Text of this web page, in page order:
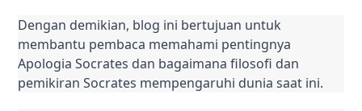
Dengan demikian, blog ini bertujuan untuk
membantu pembaca memahami pentingnya
Apologia Socrates dan bagaimana filosofi dan
pemikiran Socrates mempengaruhi dunia saat ini.